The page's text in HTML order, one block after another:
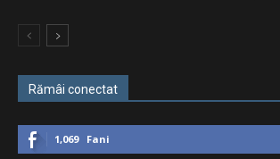
Rămâi conectat
1,069 Fani